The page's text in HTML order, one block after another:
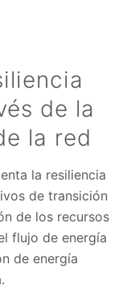
de la
la red
la resiliencia
de transición
de los recursos
flujo de energía
de energía